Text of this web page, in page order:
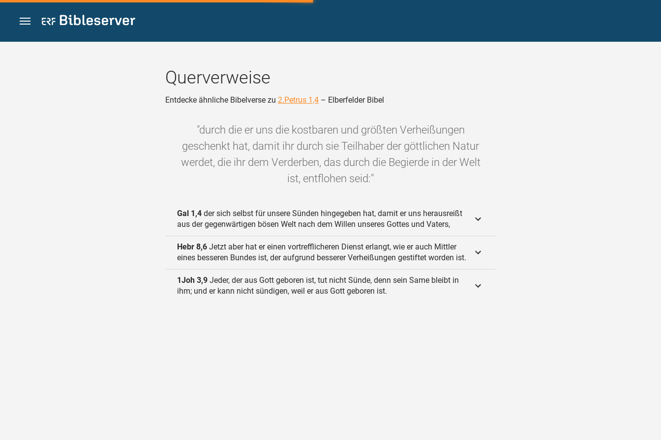
Zum Inhalt springen
Querverweise
Entdecke ähnliche Bibelverse zu 2.Petrus 1,4 – Elberfelder Bibel
"durch die er uns die kostbaren und größten Verheißungen
geschenkt hat, damit ihr durch sie Teilhaber der göttlichen Natur
werdet, die ihr dem Verderben, das durch die Begierde in der Welt
ist, entflohen seid:"
Gal 1,4 der sich selbst für unsere Sünden hingegeben hat, damit er uns herausreißt
aus der gegenwärtigen bösen Welt nach dem Willen unseres Gottes und Vaters,
Hebr 8,6 Jetzt aber hat er einen vortrefflicheren Dienst erlangt, wie er auch Mittler
eines besseren Bundes ist, der aufgrund besserer Verheißungen gestiftet worden ist.
1Joh 3,9 Jeder, der aus Gott geboren ist, tut nicht Sünde, denn sein Same bleibt in
ihm; und er kann nicht sündigen, weil er aus Gott geboren ist.